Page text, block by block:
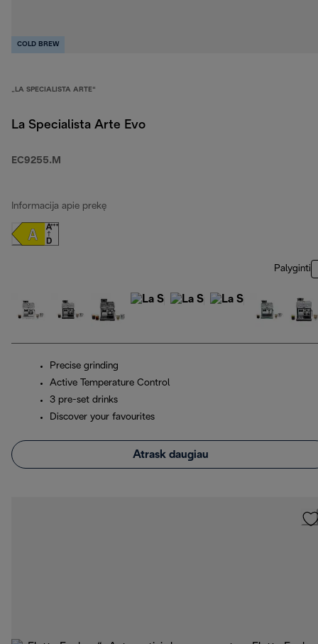
COLD BREW
„LA SPECIALISTA ARTE“
La Specialista Arte Evo
EC9255.M
Informacija apie prekę
Palyginti
Precise grinding
Active Temperature Control
3 pre-set drinks
Discover your favourites
Atrask daugiau